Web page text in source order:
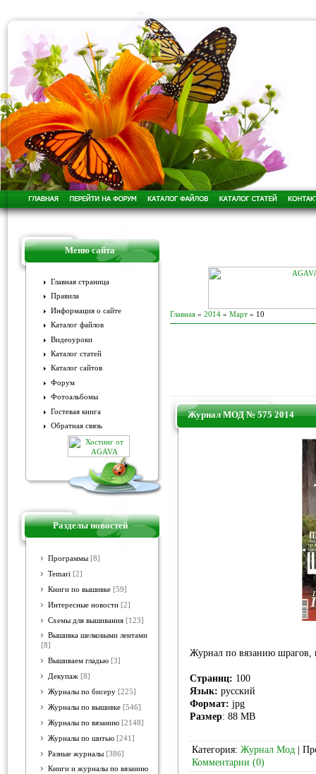
Меню сайта
Главная страница
Правила
Информация о сайте
Каталог файлов
Видеоуроки
Каталог статей
Каталог сайтов
Форум
Фотоальбомы
Гостевая книга
Обратная связь
Разделы новостей
Программы [8]
Temari [2]
Книги по вышивке [59]
Интересные новости [2]
Схемы для вышивания [123]
Вышивка шелковыми лентами
[8]
Вышиваем гладью [3]
Декупаж [8]
Журналы по бисеру [225]
Журналы по вышивке [546]
Журналы по вязанию [2148]
Журналы по шитью [241]
Разные журналы [386]
Книги и журналы по вязанию
Главная » 2014 » Март » 10
Журнал МОД № 575 2014
Журнал по вязанию
Страниц: 100
Язык: русский
Формат: jpg
Размер: 88 MB
Категория: Журнал Мод |
Комментарии (0)